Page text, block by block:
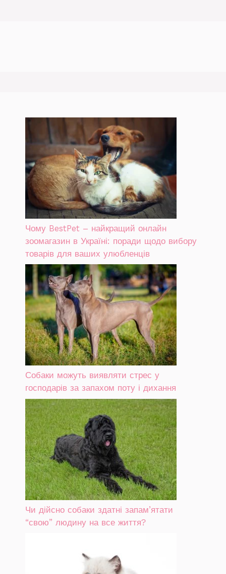
Чому BestPet – найкращий онлайн
зоомагазин в Україні: поради щодо вибору
товарів для ваших улюбленців
Собаки можуть виявляти стрес у
господарів за запахом поту і дихання
Чи дійсно собаки здатні запам’ятати
“свою” людину на все життя?